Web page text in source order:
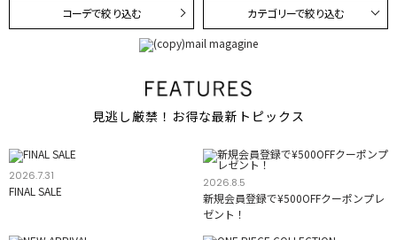
コーデで絞り込む カテゴリーで絞り込む
見逃し厳禁！お得な最新トピックス
2026.7.31
FINAL SALE
2026.8.5
新規会員登録で¥500OFFクーポンプレ
ゼント！